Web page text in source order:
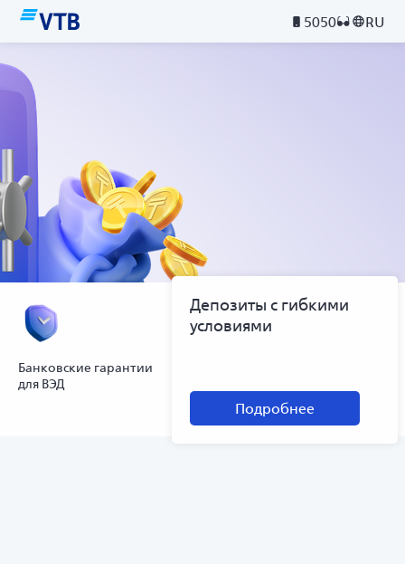
5050 RU
Банковские гарантии
для ВЭД
Депозиты с гибкими
условиями
Подробнее